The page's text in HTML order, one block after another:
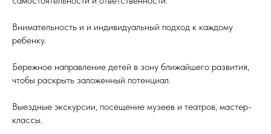
Внимательность и и индивидуальный подход к каждому
ребенку.
Бережное направление детей в зону ближайшего развития,
чтобы раскрыть заложенный потенциал.
Выездные экскурсии, посещение музеев и театров, мастер-
классы.